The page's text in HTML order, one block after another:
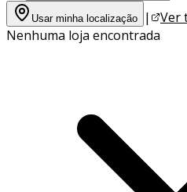
Usar minha localização |
Ver
Nenhuma loja encontrada